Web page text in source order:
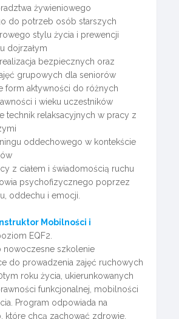
żywieniowego
do potrzeb osób starszych
stylu życia i prewencji
dojrzałym
bezpiecznych oraz
grupowych dla seniorów
form aktywności do różnych
i wieku uczestników
technik relaksacyjnych w pracy z
oddechowego w kontekście
z ciałem i świadomością ruchu
psychofizycznego poprzez
oddechu i emocji.
Mobilności i
EQF2.
nowoczesne szkolenie
do prowadzenia zajęć ruchowych
roku życia, ukierunkowanych
funkcjonalnej, mobilności
Program odpowiada na
które chcą zachować zdrowie,